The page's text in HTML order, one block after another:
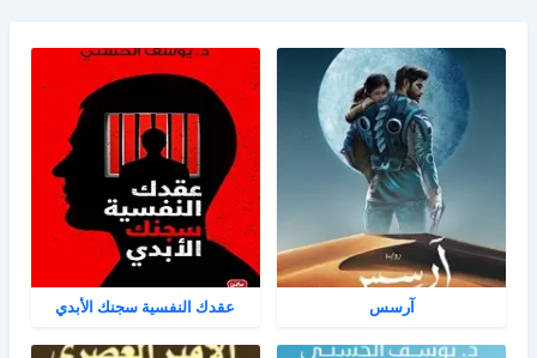
آرسس عقدك النفسية سجنك الأبدي